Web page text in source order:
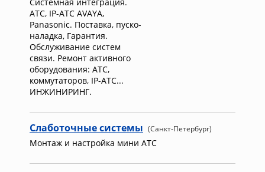
АТС, IP-АТС AVAYA,
Panasonic. Поставка, пуско-
наладка, Гарантия.
Обслуживание систем
связи. Ремонт активного
оборудования: АТС,
коммутаторов, IP-АТС...
ИНЖИНИРИНГ.
Слаботочные системы (Санкт-Петербург)
Монтаж и настройка мини АТС